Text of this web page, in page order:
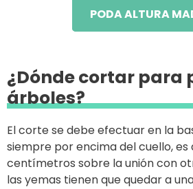
PODA ALTURA
¿Dónde cortar para
árboles?
El corte se debe efectuar en la
siempre por encima del cuello, es
centímetros sobre la unión con
las yemas tienen que quedar a